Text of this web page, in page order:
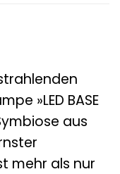
»LED BASE
aus
mehr als nur